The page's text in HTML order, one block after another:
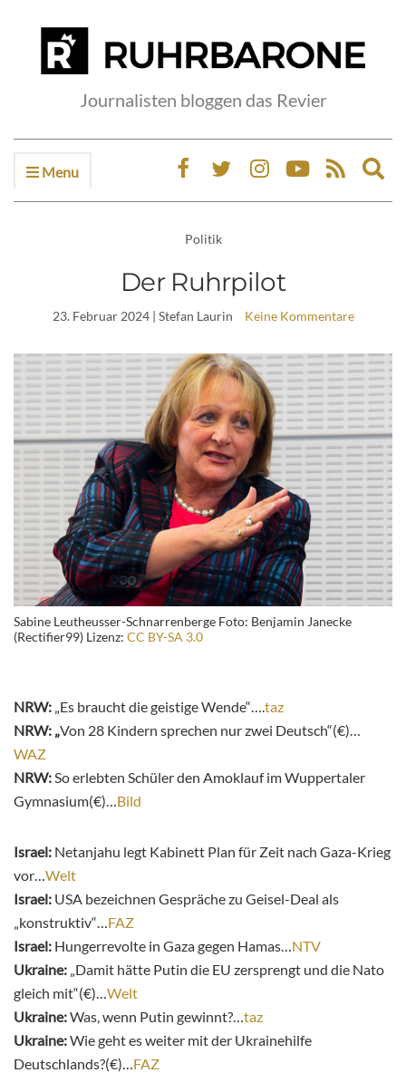
Journalisten bloggen das Revier
Menu
Politik
Der Ruhrpilot
23. Februar 2024| Stefan Laurin Keine Kommentare
Sabine Leutheusser-Schnarrenberge Foto: Benjamin Janecke
(Rectifier99) Lizenz: CC BY-SA 3.0
NRW: „Es braucht die geistige Wende“….taz
NRW: „Von 28 Kindern sprechen nur zwei Deutsch“(€)…
WAZ
NRW:So erlebten Schüler den Amoklauf im Wuppertaler
Gymnasium(€)…Bild
Israel: Netanjahu legt Kabinett Plan für Zeit nach Gaza-Krieg
vor…Welt
Israel: USA bezeichnen Gespräche zu Geisel-Deal als
„konstruktiv“…FAZ
Israel: Hungerrevolte in Gaza gegen Hamas…NTV
Ukraine: „Damit hätte Putin die EU zersprengt und die Nato
gleich mit“(€)…Welt
Ukraine:Was, wenn Putin gewinnt?…taz
Ukraine:Wie geht es weiter mit der Ukrainehilfe
Deutschlands?(€)…FAZ